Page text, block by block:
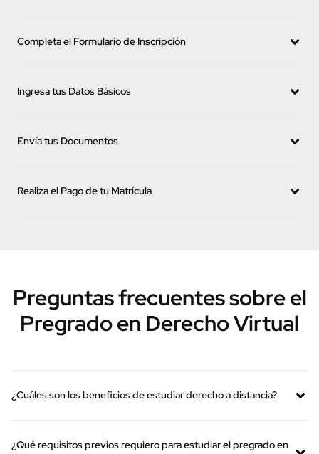
Para inscribirte en la CUC Virtual, debes seguir estos 4 pasos:
Completa el Formulario de Inscripción
Ingresa tus Datos Básicos
Realiza el Pago de tu Matrícula
Preguntas frecuentes sobre el